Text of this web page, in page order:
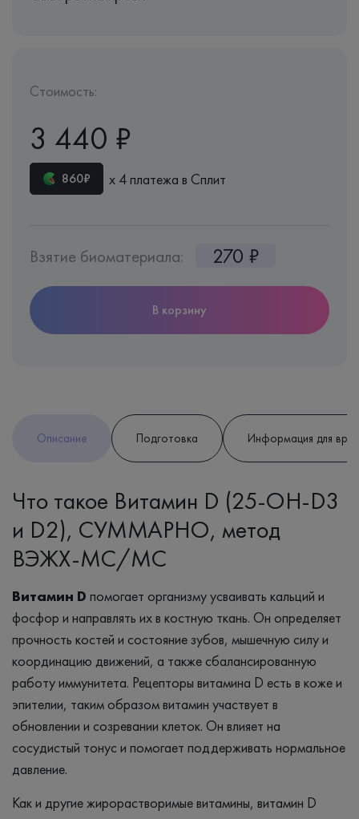
Стоимость:
3 440 ₽
860₽ х 4 платежа в Сплит
Взятие биоматериала: 270 ₽
В корзину
Описание Подготовка Информация для
Что такое Витамин D (25-OH-D3
и D2), СУММАРНО, метод
ВЭЖХ-МС/МС
Витамин D помогает организму усваивать кальций и
фосфор и направлять их в костную ткань. Он определяет
прочность костей и состояние зубов, мышечную силу и
координацию движений, а также сбалансированную
работу иммунитета. Рецепторы витамина D есть в коже и
эпителии, таким образом витамин участвует в
обновлении и созревании клеток. Он влияет на
сосудистый тонус и помогает поддерживать нормальное
давление.
Как и другие жирорастворимые витамины, витамин D